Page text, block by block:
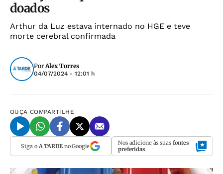
doados
Arthur da Luz estava internado no HGE e teve
morte cerebral confirmada
PorAlex Torres
04/07/2024 - 12:01 h
OUÇA COMPARTILHE
Siga o A TARDEno Google Nos adicione às suas fontes
preferidas